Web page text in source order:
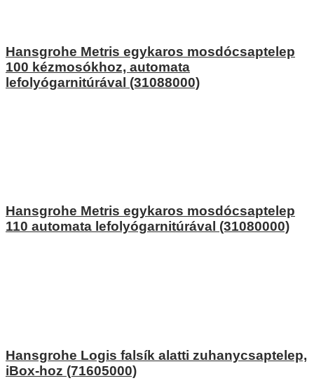
Hansgrohe Metris egykaros mosdócsaptelep
100 kézmosókhoz, automata
lefolyógarnitúrával (31088000)
Hansgrohe Metris egykaros mosdócsaptelep
110 automata lefolyógarnitúrával (31080000)
Hansgrohe Logis falsík alatti zuhanycsaptelep,
iBox-hoz (71605000)